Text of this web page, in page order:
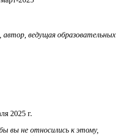
ведущая образовательных
2025 г.
вы не относились к этому,